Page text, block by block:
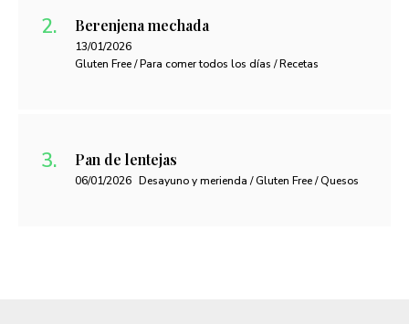
Berenjena mechada
13/01/2026
Gluten Free / Para comer todos los días / Recetas
Pan de lentejas
06/01/2026 Desayuno y merienda / Gluten Free / Quesos